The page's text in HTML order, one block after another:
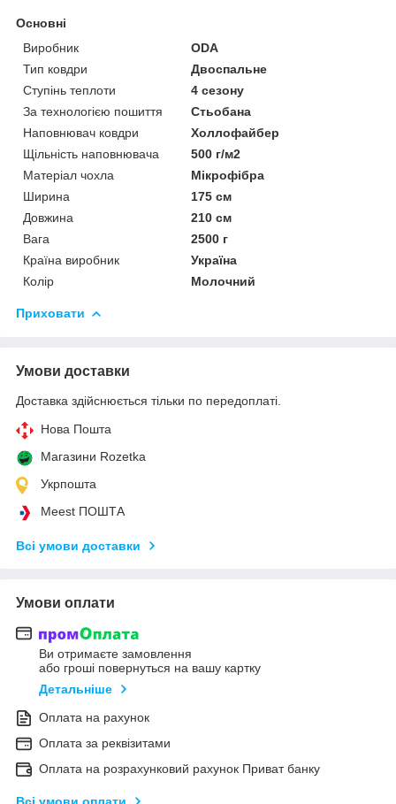
Основні
Виробник
ODA
Тип ковдри
Двоспальне
Ступінь теплоти
4 сезону
За технологією пошиття
Стьобана
Наповнювач ковдри
Холлофайбер
Щільність наповнювача
500 г/м2
Матеріал чохла
Мікрофібра
Ширина
175 см
Довжина
210 см
Вага
2500 г
Країна виробник
Україна
Колір
Молочний
Приховати
Умови доставки
Доставка здійснюється тільки по передоплаті.
Нова Пошта
Магазини Rozetka
Укрпошта
Meest ПОШТА
Всі умови доставки
Умови оплати
Ви отримаєте замовлення
або гроші повернуться на вашу картку
Детальніше
Оплата на рахунок
Оплата за реквізитами
Оплата на розрахунковий рахунок Приват банку